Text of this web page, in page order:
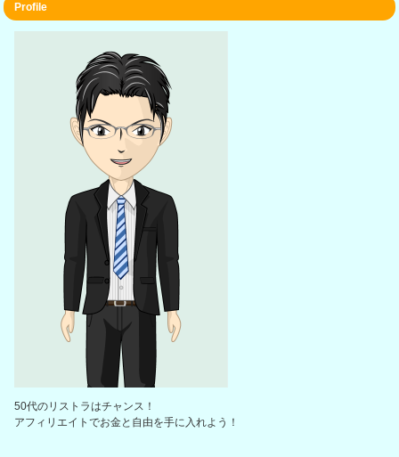
Profile
50代のリストラはチャンス！
アフィリエイトでお金と自由を手に入れよう！